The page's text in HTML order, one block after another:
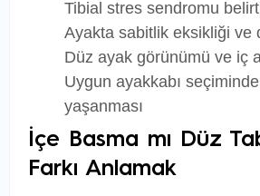
Tibial stres sendromu
Ayakta sabitlik eksikliği ve
Düz ayak görünümü ve iç
Uygun ayakkabı
yaşanması
İçe Basma mı Düz
Farkı Anlamak